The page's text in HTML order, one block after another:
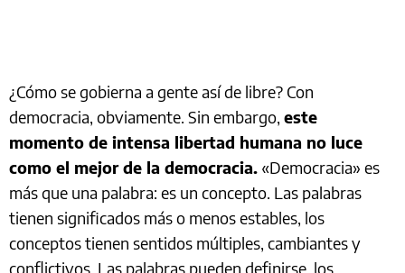
¿Cómo se gobierna a gente así de libre? Con
democracia, obviamente. Sin embargo, este
momento de intensa libertad humana no luce
como el mejor de la democracia. «Democracia» es
más que una palabra: es un concepto. Las palabras
tienen significados más o menos estables, los
conceptos tienen sentidos múltiples, cambiantes y
conflictivos. Las palabras pueden definirse, los